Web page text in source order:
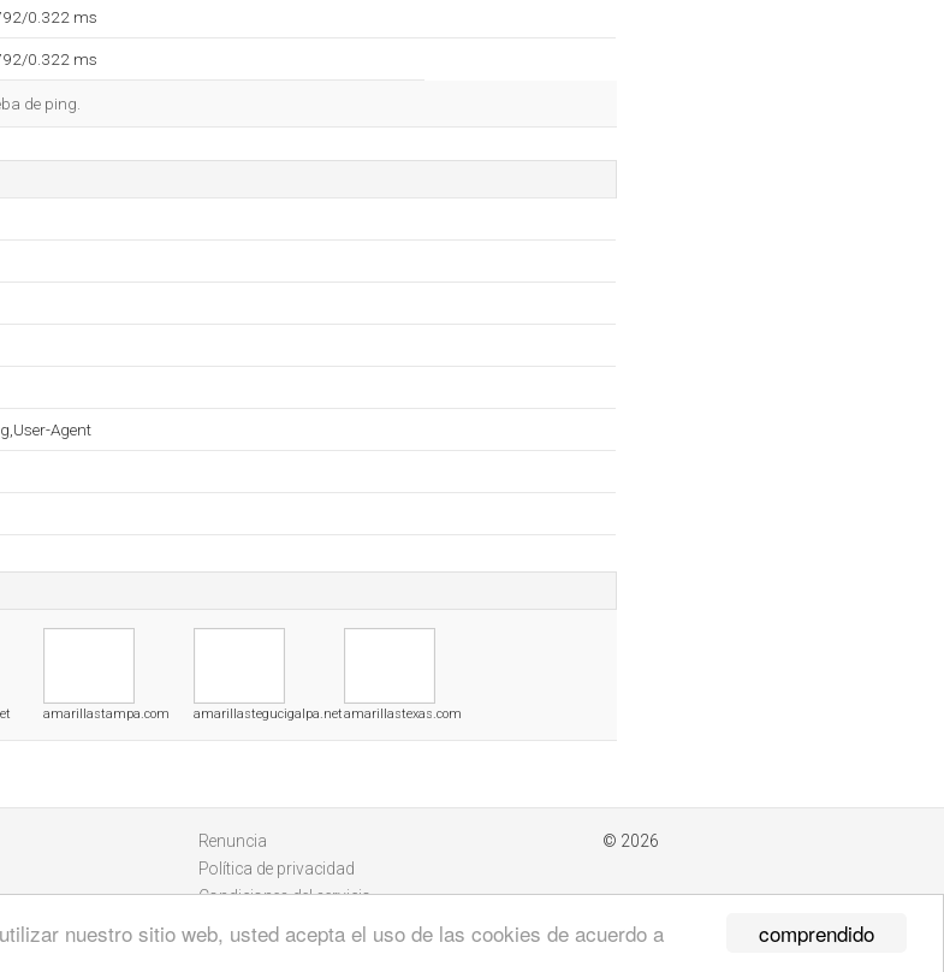
comprendido
nuestro sitio web, usted acepta el uso de las cookies de acuerdo a
0.322 ms
0.322 ms
de ping.
Agent
amarillastampa.com amarillastegucigalpa.netamarillastexas.com
Renuncia
Política de privacidad
Condiciones del servicio
© 2026